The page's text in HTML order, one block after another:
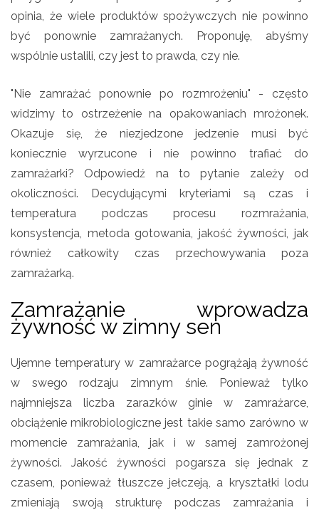
opinia, że wiele produktów spożywczych nie powinno
być ponownie zamrażanych. Proponuję, abyśmy
wspólnie ustalili, czy jest to prawda, czy nie.
"Nie zamrażać ponownie po rozmrożeniu" - często
widzimy to ostrzeżenie na opakowaniach mrożonek.
Okazuje się, że niezjedzone jedzenie musi być
koniecznie wyrzucone i nie powinno trafiać do
zamrażarki? Odpowiedź na to pytanie zależy od
okoliczności. Decydującymi kryteriami są czas i
temperatura podczas procesu rozmrażania,
konsystencja, metoda gotowania, jakość żywności, jak
również całkowity czas przechowywania poza
zamrażarką.
Zamrażanie wprowadza
żywność w zimny sen
Ujemne temperatury w zamrażarce pogrążają żywność
w swego rodzaju zimnym śnie. Ponieważ tylko
najmniejsza liczba zarazków ginie w zamrażarce,
obciążenie mikrobiologiczne jest takie samo zarówno w
momencie zamrażania, jak i w samej zamrożonej
żywności. Jakość żywności pogarsza się jednak z
czasem, ponieważ tłuszcze jełczeją, a kryształki lodu
zmieniają swoją strukturę podczas zamrażania i